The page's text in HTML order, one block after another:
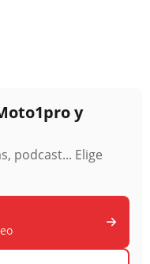
y
podcast... Elige